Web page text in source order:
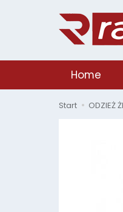
Home
Start ODZIEŻ